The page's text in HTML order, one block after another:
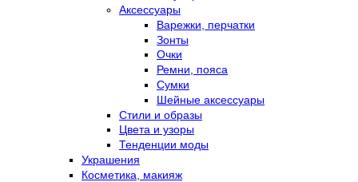
Аксессуары
Варежки, перчатки
Зонты
Очки
Ремни, пояса
Сумки
Шейные аксессуары
Стили и образы
Цвета и узоры
Тенденции моды
Украшения
Косметика, макияж